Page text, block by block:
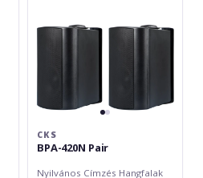
CKS
BPA-420N Pair
Nyilvános Címzés Hangfalak